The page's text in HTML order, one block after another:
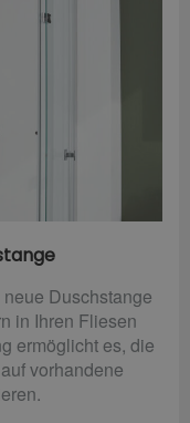
Duschstange
in Ihren Fliesen
ermöglicht es, die
vorhandene